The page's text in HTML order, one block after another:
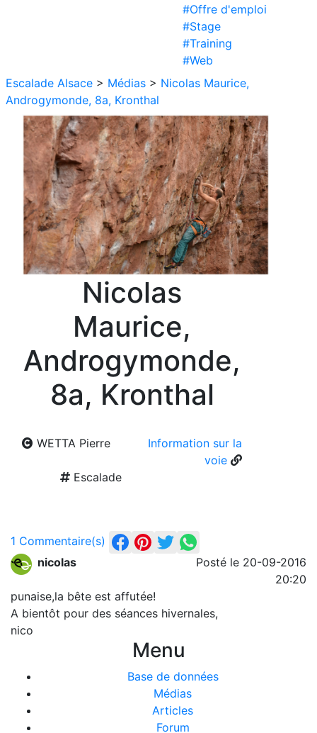
#Offre d'emploi
#Stage
#Training
#Web
Escalade Alsace > Médias > Nicolas Maurice,
Androgymonde, 8a, Kronthal
Nicolas
Maurice,
Androgymonde,
8a, Kronthal
WETTA Pierre
Information sur la
voie
Escalade
1 Commentaire(s)
nicolas
Posté le 20-09-2016
20:20
punaise,la bête est affutée!
A bientôt pour des séances hivernales,
nico
Menu
Base de données
Médias
Articles
Forum